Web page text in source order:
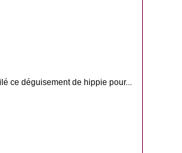
ce déguisement de hippie pour...